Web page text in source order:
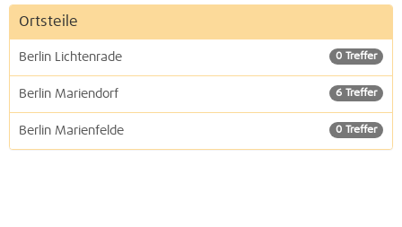
Ortsteile
0 Treffer
Berlin Lichtenrade
6 Treffer
Berlin Mariendorf
0 Treffer
Berlin Marienfelde